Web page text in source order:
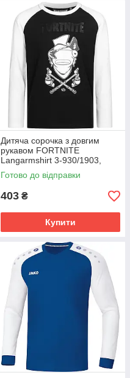
Дитяча сорочка з довгим
рукавом FORTNITE
Langarmshirt 3-930/1903,
Чорний, Розмір (EU) - 140cm
Готово до відправки
403 ₴
Купити